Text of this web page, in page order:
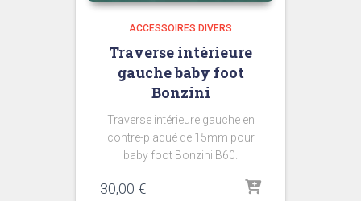
ACCESSOIRES DIVERS
Traverse intérieure
gauche baby foot
Bonzini
Traverse intérieure gauche en
contre-plaqué de 15mm pour
baby foot Bonzini B60.
30,00 €